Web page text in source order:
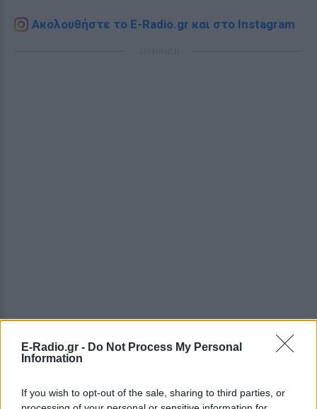
E-Radio.gr - Do Not Process My Personal
Information
If you wish to opt-out of the sale, sharing to third parties, or
Ακολουθήστε το E-Radio.gr και στο Instagram
ΔΕΙΤΕ ΕΠΙΣΗΣ